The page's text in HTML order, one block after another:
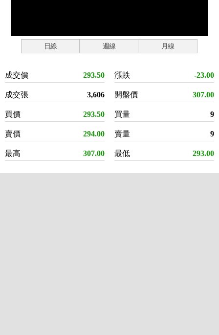
日線 週線 月線
成交價 293.50
成交張 3,606
買價 293.50
賣價 294.00
最高 307.00
漲跌 -23.00
開盤價 307.00
買量 9
賣量 9
最低 293.00